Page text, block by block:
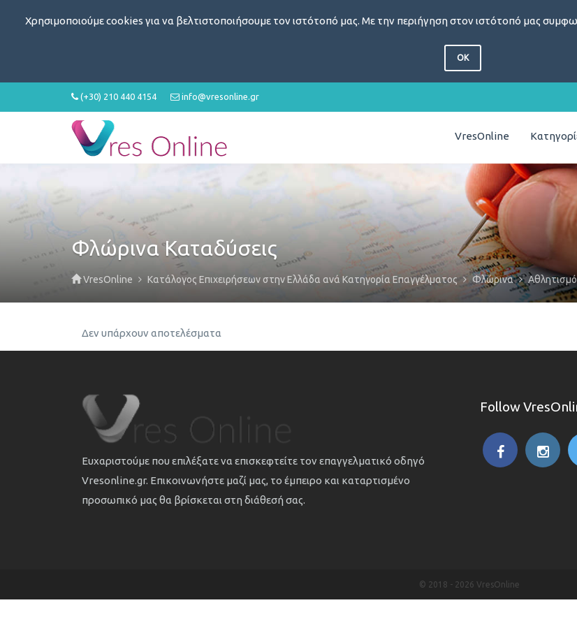
Χρησιμοποιούμε cookies για να βελτιστοποιήσουμε τον ιστότοπό μας. Με την περιήγηση στον ιστότοπό μας
OK
(+30) 210 440 4154 info@vresonline.gr
VresOnline
Φλώρινα Καταδύσεις
VresOnline Κατάλογος Επιχειρήσεων στην Ελλάδα ανά Κατηγορία Επαγγέλματος Φλώρινα
Δεν υπάρχουν αποτελέσματα
Ευχαριστούμε που επιλέξατε να επισκεφτείτε τον επαγγελματικό οδηγό
Vresonline.gr. Επικοινωνήστε μαζί μας, το έμπειρο και καταρτισμένο
προσωπικό μας θα βρίσκεται στη διάθεσή σας.
Follow
© 2018 - 2026 VresOnline